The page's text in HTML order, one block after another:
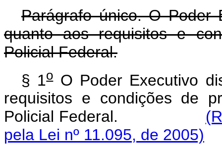
Parágrafo único. O Poder
quanto aos requisitos e
Policial Federal.
§ 1oO Poder Executivo
requisitos e condições de
Policial Federal.
pela Lei nº 11.095, de 2005)